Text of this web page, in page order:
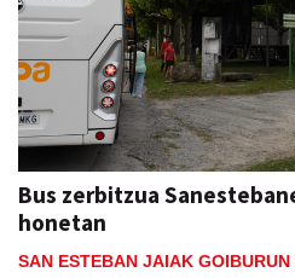
Bus zerbitzua
honetan
SAN ESTEBAN JAIAK GOIBURUN